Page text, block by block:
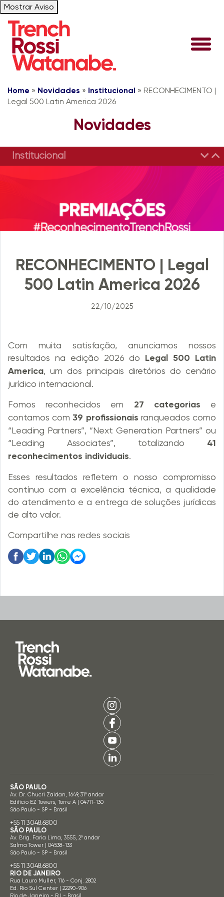
Mostrar Aviso
Home » Novidades » Institucional » RECONHECIMENTO |
Legal 500 Latin America 2026
Novidades
Institucional
RECONHECIMENTO | Legal
500 Latin America 2026
22/10/2025
Com muita satisfação, anunciamos nossos
resultados na edição 2026 do Legal 500 Latin
America, um dos principais diretórios do cenário
jurídico internacional.​
Fomos reconhecidos em 27 categorias e
contamos com39 profissionais ranqueados como
“Leading Partners”, “Next Generation Partners” ou
“Leading Associates”, totalizando 41
reconhecimentos individuais. ​
Esses resultados refletem o nosso compromisso
contínuo com a excelência técnica, a qualidade
do atendimento e a entrega de soluções jurídicas
de alto valor.​
Compartilhe nas redes sociais
SÃO PAULO
Av. Dr. Chucri Zaidan, 1649, 31º andar
Edifício EZ Towers, Torre A | 04711-130
São Paulo - SP - Brasil
+55 11 3048.6800
SÃO PAULO
Av. Brig. Faria Lima, 3555, 2º andar
Salma Tower | 04538-133
São Paulo - SP - Brasil
+55 11 3048.6800
RIO DE JANEIRO
Rua Lauro Muller, 116 - Conj. 2802
Ed. Rio Sul Center | 22290-906